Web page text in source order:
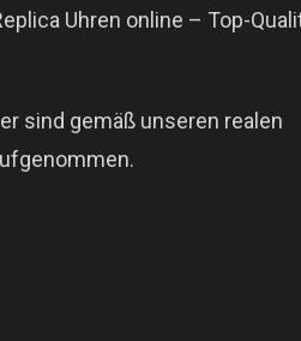
Uhren online – Top-
sind gemäß unseren realen